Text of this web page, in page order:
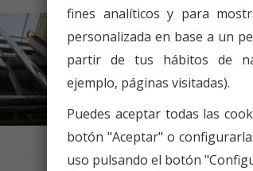
fines analíticos y para
personalizada en base a un
partir de tus hábitos de
ejemplo, páginas visitadas).
Puedes aceptar todas las
botón "Aceptar" o
uso pulsando el botón